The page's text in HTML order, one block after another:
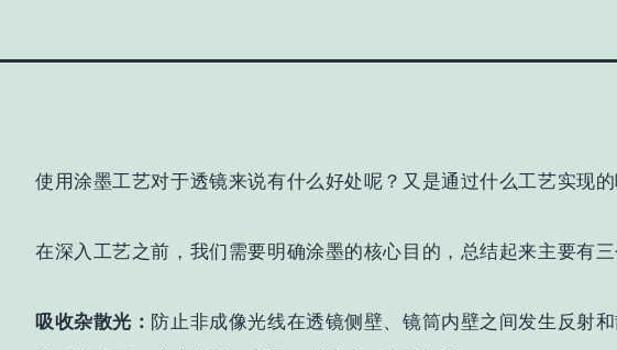
使用涂墨工艺对于透镜来说有什么好处呢？又是通过什么工艺实现
在深入工艺之前，我们需要明确涂墨的核心目的，总结起来主要有
吸收杂散光 ： 防止非成像光线在透镜侧壁、镜筒内壁之间发生反射